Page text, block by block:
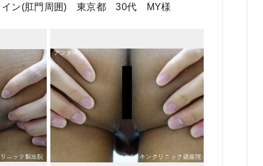
イン(肛門周囲) 東京都 30代 MY様